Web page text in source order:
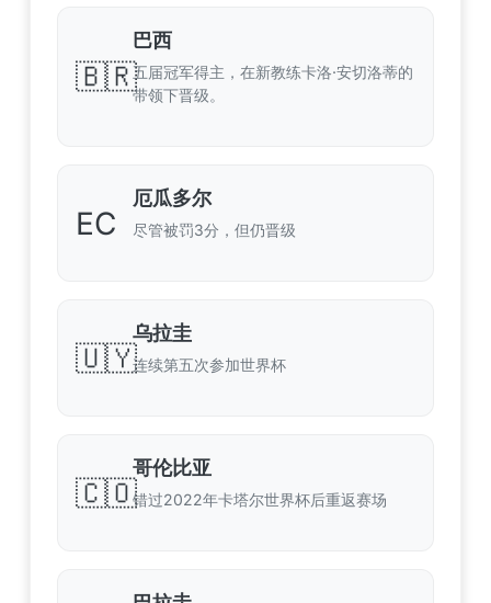
🇧🇷
巴西
五届冠军得主，在新教练卡洛·安切洛蒂的
带领下晋级。
EC
厄瓜多尔
尽管被罚3分，但仍晋级
🇺🇾
乌拉圭
连续第五次参加世界杯
🇨🇴
哥伦比亚
错过2022年卡塔尔世界杯后重返赛场